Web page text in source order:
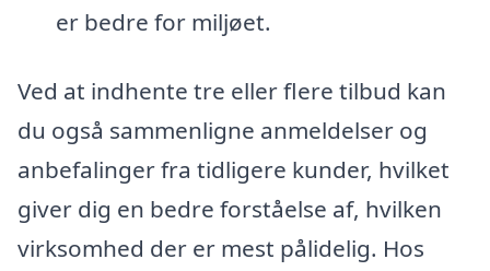
er bedre for miljøet.
Ved at indhente tre eller flere tilbud kan
du også sammenligne anmeldelser og
anbefalinger fra tidligere kunder, hvilket
giver dig en bedre forståelse af, hvilken
virksomhed der er mest pålidelig. Hos